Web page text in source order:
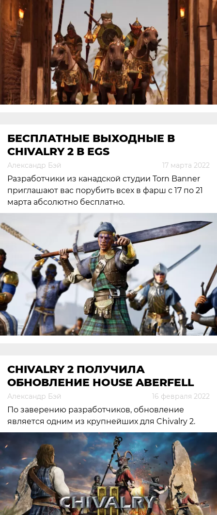
БЕСПЛАТНЫЕ ВЫХОДНЫЕ В
CHIVALRY 2 В EGS
Александр Бэй 17 марта 2022
Разработчики из канадской студии Torn Banner
приглашают вас порубить всех в фарш с 17 по 21
марта абсолютно бесплатно.
CHIVALRY 2 ПОЛУЧИЛА
ОБНОВЛЕНИЕ HOUSE ABERFELL
Александр Бэй 16 февраля 2022
По заверению разработчиков, обновление
является одним из крупнейших для Chivalry 2.